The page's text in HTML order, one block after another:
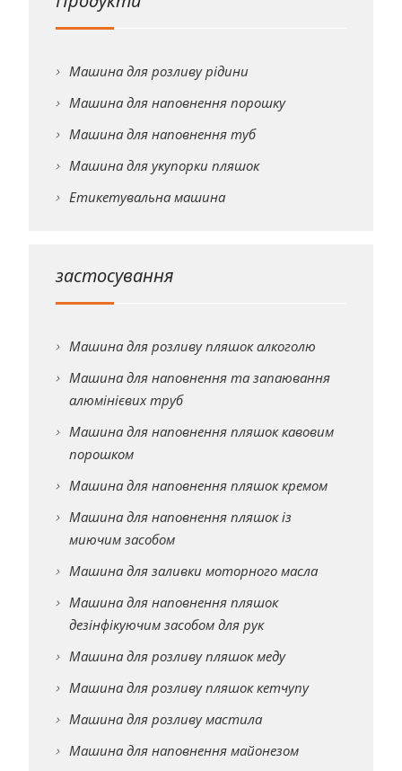
Машина для розливу рідини
Машина для наповнення порошку
Машина для наповнення туб
Машина для укупорки пляшок
Етикетувальна машина
застосування
Машина для розливу пляшок алкоголю
Машина для наповнення та запаювання
алюмінієвих труб
Машина для наповнення пляшок кавовим
порошком
Машина для наповнення пляшок кремом
Машина для наповнення пляшок із
миючим засобом
Машина для заливки моторного масла
Машина для наповнення пляшок
дезінфікуючим засобом для рук
Машина для розливу пляшок меду
Машина для розливу пляшок кетчупу
Машина для розливу мастила
Машина для наповнення майонезом